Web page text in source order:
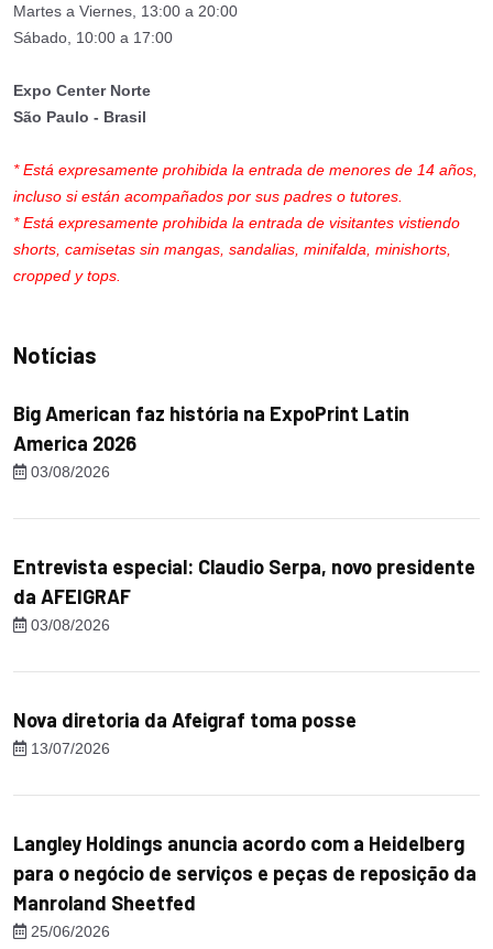
Martes a Viernes, 13:00 a 20:00
Sábado, 10:00 a 17:00
Expo Center Norte
São Paulo - Brasil
* Está expresamente prohibida la entrada de menores de 14 años,
incluso si están acompañados por sus padres o tutores.
* Está expresamente prohibida la entrada de visitantes vistiendo
shorts, camisetas sin mangas, sandalias, minifalda, minishorts,
cropped y tops.
Notícias
Big American faz história na ExpoPrint Latin
America 2026
03/08/2026
Entrevista especial: Claudio Serpa, novo presidente
da AFEIGRAF
03/08/2026
Nova diretoria da Afeigraf toma posse
13/07/2026
Langley Holdings anuncia acordo com a Heidelberg
para o negócio de serviços e peças de reposição da
Manroland Sheetfed
25/06/2026